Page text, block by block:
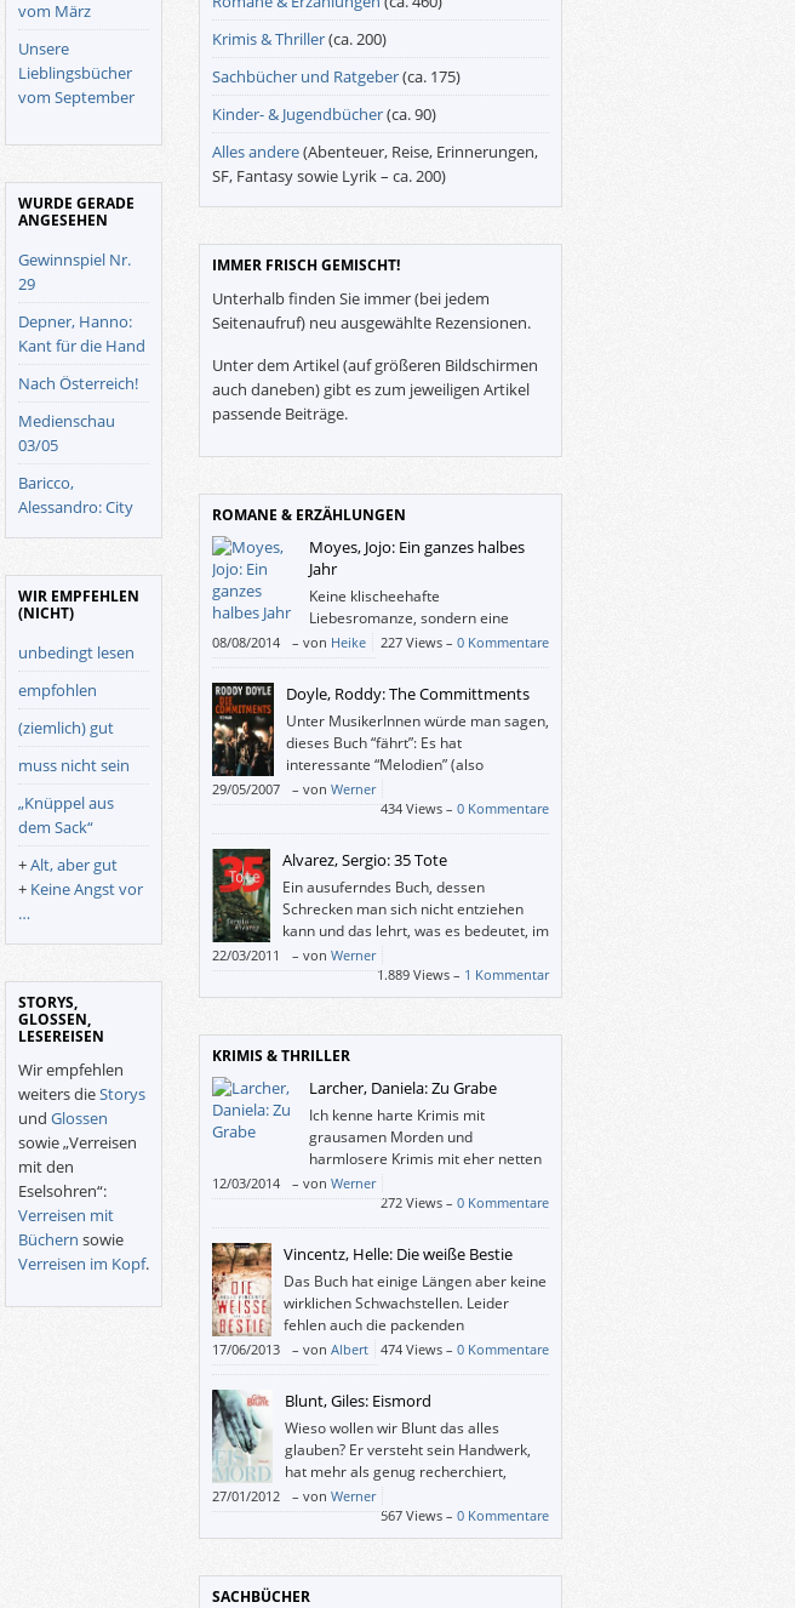
vom März
Unsere
Lieblingsbücher
vom September
WURDE GERADE
ANGESEHEN
Gewinnspiel Nr.
29
Depner, Hanno:
Kant für die Hand
Nach Österreich!
Medienschau
03/05
Baricco,
Alessandro: City
WIR EMPFEHLEN
(NICHT)
unbedingt lesen
empfohlen
(ziemlich) gut
muss nicht sein
„Knüppel aus
dem Sack“
+Alt, aber gut
+ Keine Angst vor
…
STORYS,
GLOSSEN,
LESEREISEN
Wir empfehlen
weiters dieStorys
und Glossen
sowie „Verreisen
mit den
Eselsohren“:
Verreisen mit
Büchern sowie
Verreisen im Kopf.
Krimis & Thriller(ca. 200)
Sachbücher und Ratgeber(ca. 175)
Kinder- & Jugendbücher(ca. 90)
Alles andere(Abenteuer, Reise, Erinnerungen,
SF, Fantasy sowie Lyrik – ca. 200)
IMMER FRISCH GEMISCHT!
Unterhalb finden Sie immer (bei jedem
Seitenaufruf) neu ausgewählte Rezensionen.
Unter dem Artikel (auf größeren Bildschirmen
auch daneben) gibt es zum jeweiligen Artikel
passende Beiträge.
ROMANE & ERZÄHLUNGEN
Moyes, Jojo: Ein ganzes halbes
Jahr
Keine klischeehafte
Liebesromanze, sondern eine
Geschichte voll von Höhen und
Tiefen, Freude und Trauer und Emotion pur. Ich
bin jetzt noch restlos begeistert.
08/08/2014 – von Heike 227 Views – 0 Kommentare
Doyle, Roddy: The Committments
Unter MusikerInnen würde man sagen,
dieses Buch “fährt”: Es hat
interessante “Melodien” (also
Themen), das richtige Tempo und vor
allem einen packenden Rhythmus. Und humorvoll
ist es auch.
29/05/2007 – von Werner
434 Views – 0 Kommentare
Alvarez, Sergio: 35 Tote
Ein ausuferndes Buch, dessen
Schrecken man sich nicht entziehen
kann und das lehrt, was es bedeutet, im
Bürgerkrieg zu überleben.
22/03/2011 – von Werner
1.889 Views – 1 Kommentar
KRIMIS & THRILLER
Larcher, Daniela: Zu Grabe
Ich kenne harte Krimis mit
grausamen Morden und
harmlosere Krimis mit eher netten
Verbrechen. Bei den Morell-
Büchern vermischt sich das. Es passieren
schlimme Verbrechen und gleichzeitig sind die
Krimis sehr humorvoll.
12/03/2014 – von Werner
272 Views – 0 Kommentare
Vincentz, Helle: Die weiße Bestie
Das Buch hat einige Längen aber keine
wirklichen Schwachstellen. Leider
fehlen auch die packenden
Höhepunkte. Die Idee, diese brisanten
Themen aufzugreifen, ist lobenswert, aber ein
Thriller braucht deutlich mehr Spannung.
17/06/2013 – von Albert 474 Views – 0 Kommentare
Blunt, Giles: Eismord
Wieso wollen wir Blunt das alles
glauben? Er versteht sein Handwerk,
hat mehr als genug recherchiert,
braucht also nichts zu erfinden,
solange es um Fakten geht. Seine Figuren glaubt
man gewissermaßen zu kennen, und er macht
27/01/2012 – von Werner
567 Views – 0 Kommentare
SACHBÜCHER